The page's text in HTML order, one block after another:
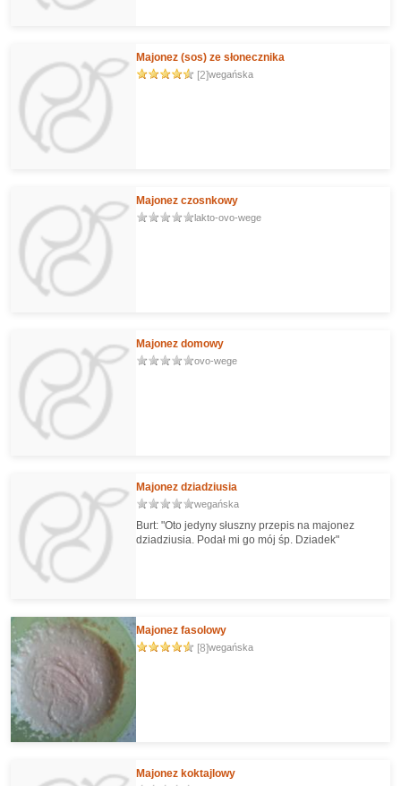
Majonez (sos) ze słonecznika
[2]wegańska
Majonez czosnkowy
lakto-ovo-wege
Majonez domowy
ovo-wege
Majonez dziadziusia
wegańska
Burt: "Oto jedyny słuszny przepis na majonez
dziadziusia. Podał mi go mój śp. Dziadek"
Majonez fasolowy
[8]wegańska
Majonez koktajlowy